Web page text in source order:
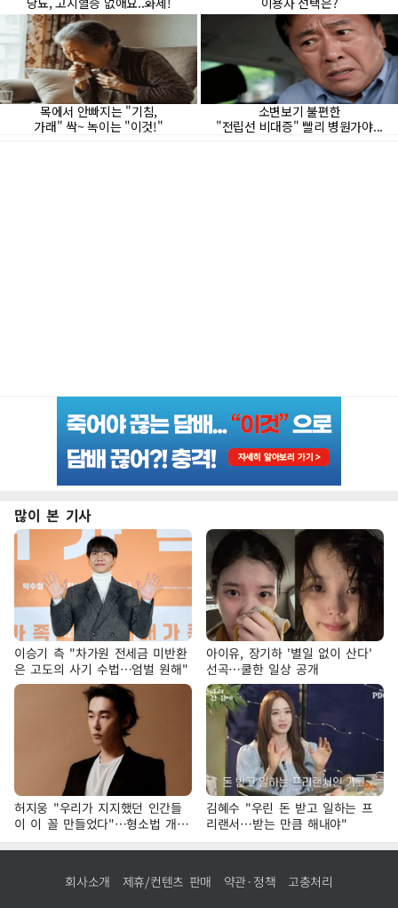
많이 본 기사
이승기 측 "차가원 전세금 미반환
은 고도의 사기 수법…엄벌 원해"
아이유, 장기하 '별일 없이 산다'
선곡…쿨한 일상 공개
허지웅 "우리가 지지했던 인간들
이 이 꼴 만들었다"…형소법 개정
에 격한 반응
김혜수 "우린 돈 받고 일하는 프
리랜서…받는 만큼 해내야"
회사소개 제휴/컨텐츠 판매 약관·정책 고충처리